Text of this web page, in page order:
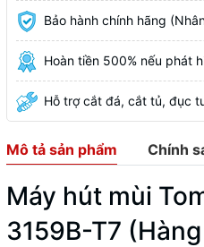
Bảo hành chính hãng
Hoàn tiền 500% nếu phát
Hỗ trợ cắt đá, cắt tủ, đục
Mô tả sản phẩm Chính
Máy hút mùi
3159B-T7